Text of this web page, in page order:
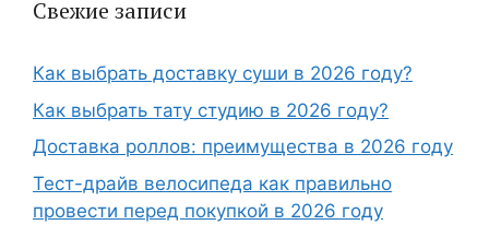
Свежие записи
Как выбрать доставку суши в 2026 году?
Как выбрать тату студию в 2026 году?
Доставка роллов: преимущества в 2026 году
Тест-драйв велосипеда как правильно
провести перед покупкой в 2026 году